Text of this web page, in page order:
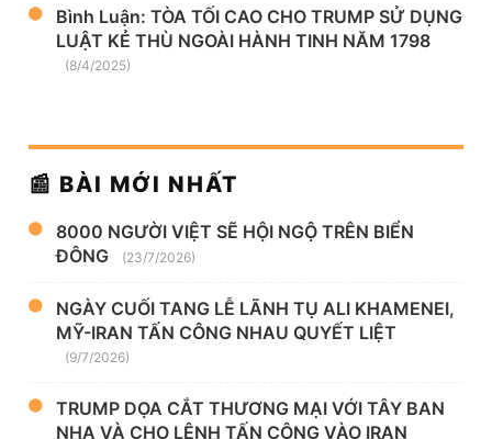
Bình Luận: TÒA TỐI CAO CHO TRUMP SỬ DỤNG
LUẬT KẺ THÙ NGOÀI HÀNH TINH NĂM 1798
(8/4/2025)
📰 BÀI MỚI NHẤT
8000 NGƯỜI VIỆT SẼ HỘI NGỘ TRÊN BIỂN
ĐÔNG
(23/7/2026)
NGÀY CUỐI TANG LỄ LÃNH TỤ ALI KHAMENEI,
MỸ-IRAN TẤN CÔNG NHAU QUYẾT LIỆT
(9/7/2026)
TRUMP DỌA CẮT THƯƠNG MẠI VỚI TÂY BAN
NHA VÀ CHO LỆNH TẤN CÔNG VÀO IRAN